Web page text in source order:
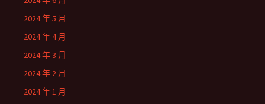
2024 年 5 月
2024 年 4 月
2024 年 3 月
2024 年 2 月
2024 年 1 月